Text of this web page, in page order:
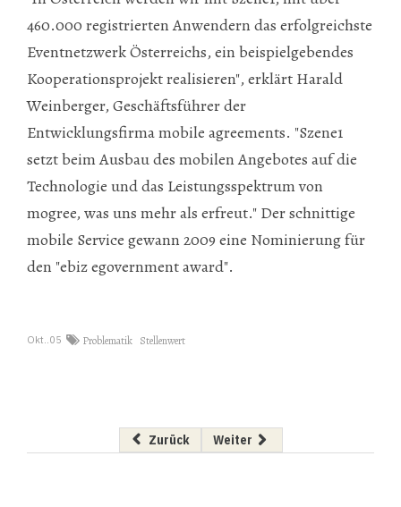
460.000 registrierten Anwendern das erfolgreichste
Eventnetzwerk Österreichs, ein beispielgebendes
Kooperationsprojekt realisieren", erklärt Harald
Weinberger, Geschäftsführer der
Entwicklungsfirma mobile agreements. "Szene1
setzt beim Ausbau des mobilen Angebotes auf die
Technologie und das Leistungsspektrum von
mogree, was uns mehr als erfreut." Der schnittige
mobile Service gewann 2009 eine Nominierung für
den "ebiz egovernment award".
Okt..05 Problematik Stellenwert
Vorheriger Beitrag: Projekterfolg zum Mieten
Zurück Nächster Beitrag: "Zeigen, wie
Weiter